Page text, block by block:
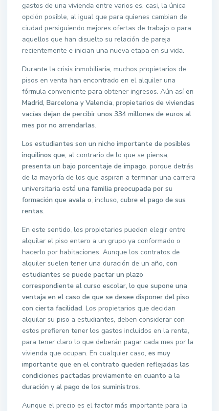
gastos de una vivienda entre varios es, casi, la única
opción posible, al igual que para quienes cambian de
ciudad persiguiendo mejores ofertas de trabajo o para
aquellos que han disuelto su relación de pareja
recientemente e inician una nueva etapa en su vida.
Durante la crisis inmobiliaria, muchos propietarios de
pisos en venta han encontrado en el alquiler una
fórmula conveniente para obtener ingresos. Aún asíen
Madrid, Barcelona y Valencia, propietarios de viviendas
vacías dejan de percibir unos 334 millones de euros al
mes por no arrendarlas.
Los estudiantes son un nicho importante de posibles
inquilinos que, al contrario de lo que se piensa,
presenta un bajo porcentaje de impago, porque detrás
de la mayoría de los que aspiran a terminar una carrera
universitaria estáuna familia preocupada por su
formación que avala o, incluso,cubre el pago de sus
rentas.
En este sentido, los propietarios pueden elegir entre
alquilar el piso entero a un grupo ya conformado o
hacerlo por habitaciones. Aunque los contratos de
alquiler suelen tener una duración de un año,con
estudiantes se puede pactar un plazo
correspondiente al curso escolar, lo que supone una
ventaja en el caso de que se desee disponer del piso
con cierta facilidad. Los propietarios que decidan
alquilar su piso a estudiantes, deben considerar con
estos prefieren tener los gastos incluidos en la renta,
para tener claro lo que deberán pagar cada mes por la
vivienda que ocupan. En cualquier caso,es muy
importante que en el contrato queden reflejadas las
condiciones pactadas previamente en cuanto a la
duración y al pago de los suministros.
Aunque el precio es el factor más importante para la